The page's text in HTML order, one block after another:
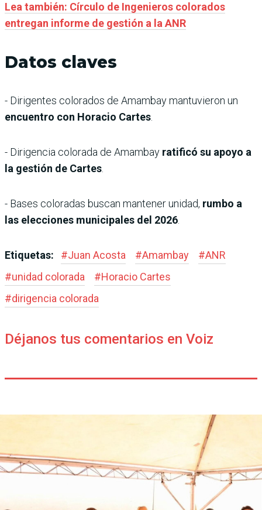
Lea también: Círculo de Ingenieros colorados
entregan informe de gestión a la ANR
Datos claves
- Dirigentes colorados de Amambay mantuvieron un
encuentro con Horacio Cartes
- Dirigencia colorada de Amambay ratificó su apoyo a
la gestión de Cartes
- Bases coloradas buscan mantener unidad, rumbo a
las elecciones municipales del 2026
Etiquetas: #Juan Acosta #Amambay #ANR
#unidad colorada #Horacio Cartes
#dirigencia colorada
Déjanos tus comentarios en Voiz